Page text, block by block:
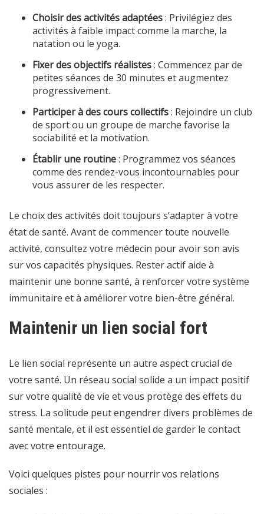
Choisir des activités adaptées: Privilégiez des
activités à faible impact comme la marche, la
natation ou le yoga.
Fixer des objectifs réalistes: Commencez par de
petites séances de 30 minutes et augmentez
progressivement.
Participer à des cours collectifs: Rejoindre un club
de sport ou un groupe de marche favorise la
sociabilité et la motivation.
Établir une routine: Programmez vos séances
comme des rendez-vous incontournables pour
vous assurer de les respecter.
Le choix des activités doit toujours s’adapter à votre
état de santé. Avant de commencer toute nouvelle
activité, consultez votre médecin pour avoir son avis
sur vos capacités physiques. Rester actif aide à
maintenir une bonne santé, à renforcer votre système
immunitaire et à améliorer votre bien-être général.
Maintenir un lien social fort
Le lien social représente un autre aspect crucial de
votre santé. Un réseau social solide a un impact positif
sur votre qualité de vie et vous protège des effets du
stress. La solitude peut engendrer divers problèmes de
santé mentale, et il est essentiel de garder le contact
avec votre entourage.
Voici quelques pistes pour nourrir vos relations
sociales :